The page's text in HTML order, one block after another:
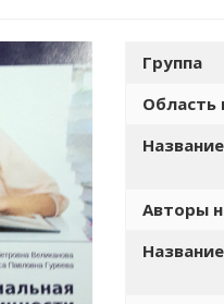
Группа
Область
Авторы